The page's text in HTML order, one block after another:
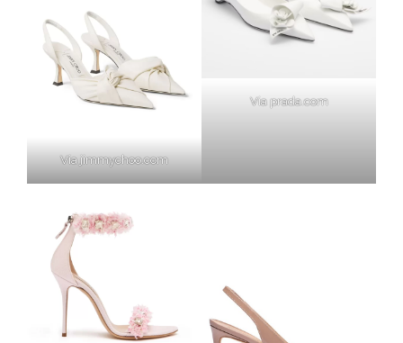
Via jimmychoo.com
Via prada.com